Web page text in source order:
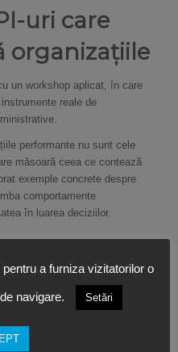
uri care
organizațiile
un workshop aplicat, în care
reale de
performante nu sunt cele
măsoară ceea ce contează
exemple concrete despre
comportamente
în luarea deciziilor.
sunt noua
a furniza vizitatorilor o
navigare. Setări